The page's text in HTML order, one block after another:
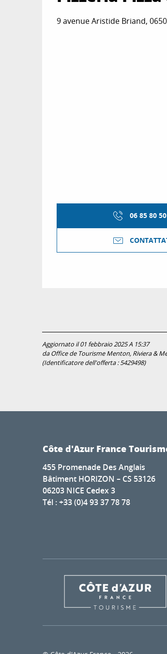
9 avenue Aristide Briand,
06 85 80 50
Aggiornato il 01 febbraio 2025 A 15:37
da Office de Tourisme Menton, Riviera &
(Identificatore dell'offerta :5429498)
Côte d'Azur France
455 Promenade Des Anglais
Bâtiment HORIZON – CS 53126
06203 NICE Cedex 3
Tél : +33 (0)4 93 37 78 78